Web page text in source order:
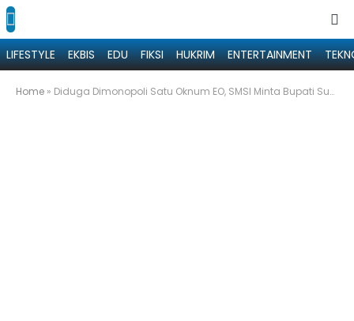
LIFESTYLE EKBIS EDU FIKSI HUKRIM ENTERTAINMENT
Home » Diduga Dimonopoli Satu Oknum EO, SMSI Minta Bupati Sumenep Evaluasi Kalender Event 2024